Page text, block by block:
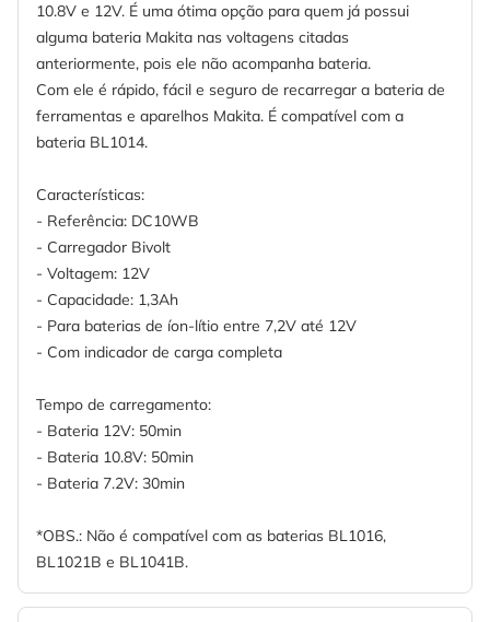
10.8V e 12V. É uma ótima opção para quem já possui
alguma bateria Makita nas voltagens citadas
anteriormente, pois ele não acompanha bateria.
Com ele é rápido, fácil e seguro de recarregar a bateria de
ferramentas e aparelhos Makita. É compatível com a
bateria BL1014.
Características:
- Referência: DC10WB
- Carregador Bivolt
- Voltagem: 12V
- Capacidade: 1,3Ah
- Para baterias de íon-lítio entre 7,2V até 12V
- Com indicador de carga completa
Tempo de carregamento:
- Bateria 12V: 50min
- Bateria 10.8V: 50min
- Bateria 7.2V: 30min
*OBS.: Não é compatível com as baterias BL1016,
BL1021B e BL1041B.